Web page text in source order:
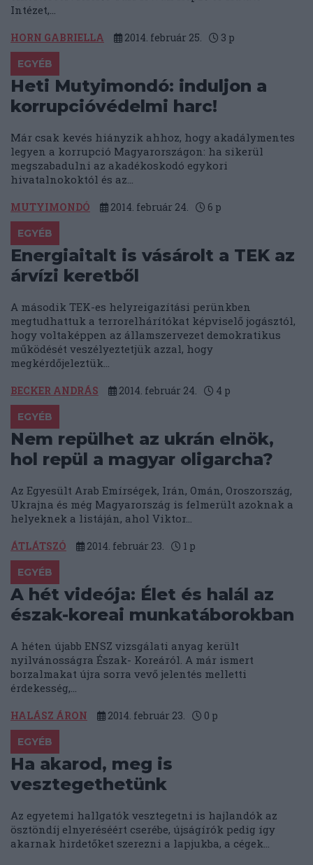
Intézet,...
HORN GABRIELLA 2014. február 25. 3 p
EGYÉB
Heti Mutyimondó: induljon a
korrupcióvédelmi harc!
Már csak kevés hiányzik ahhoz, hogy akadálymentes
legyen a korrupció Magyarországon: ha sikerül
megszabadulni az akadékoskodó egykori
hivatalnokoktól és az...
MUTYIMONDÓ 2014. február 24. 6 p
EGYÉB
Energiaitalt is vásárolt a TEK az
árvízi keretből
A második TEK-es helyreigazítási perünkben
megtudhattuk a terrorelhárítókat képviselő jogásztól,
hogy voltaképpen az államszervezet demokratikus
működését veszélyeztetjük azzal, hogy
megkérdőjeleztük...
BECKER ANDRÁS 2014. február 24. 4 p
EGYÉB
Nem repülhet az ukrán elnök,
hol repül a magyar oligarcha?
Az Egyesült Arab Emírségek, Irán, Omán, Oroszország,
Ukrajna és még Magyarország is felmerült azoknak a
helyeknek a listáján, ahol Viktor...
ÁTLÁTSZÓ 2014. február 23. 1 p
EGYÉB
A hét videója: Élet és halál az
észak-koreai munkatáborokban
A héten újabb ENSZ vizsgálati anyag került
nyilvánosságra Észak- Koreáról. A már ismert
borzalmakat újra sorra vevő jelentés melletti
érdekesség,...
HALÁSZ ÁRON 2014. február 23. 0 p
EGYÉB
Ha akarod, meg is
vesztegethetünk
Az egyetemi hallgatók vesztegetni is hajlandók az
ösztöndíj elnyeréséért cserébe, újságírók pedig így
akarnak hirdetőket szerezni a lapjukba, a cégek...